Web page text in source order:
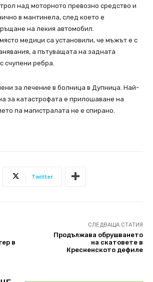
над моторното превозно средство и
в мантинела, след което е
на лекия автомобил.
медици са установили, че мъжът е с
а пътуващата на задната
счупени ребра.
за лечение в болница в Дупница. Най-
за катастрофата е прилошаване на
па магистралата не е спирано.
Twitter
в
СЛЕДВАЩА СТАТИЯ
Продължава обрушването
на скатовете в
Кресненското дефиле